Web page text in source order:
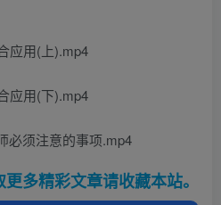
应用(上).mp4
应用(下).mp4
必须注意的事项.mp4
多精彩文章请收藏本站。